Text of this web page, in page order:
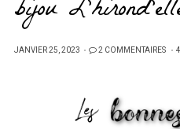
bijou
PUBLIÉ
JANVIER 25, 2023 2 COMMENTAIRES